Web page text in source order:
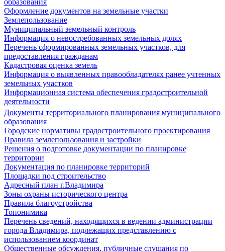
образования
Оформление документов на земельные участки
Землепользование
Муниципальный земельный контроль
Информация о невостребованных земельных долях
Перечень сформированных земельных участков, для
предоставления гражданам
Кадастровая оценка земель
Информация о выявленных правообладателях ранее учтенных
земельных участков
Информационная система обеспечения градостроительной
деятельности
Документы территориального планирования муниципального
образования
Городские нормативы градостроительного проектирования
Правила землепользования и застройки
Решения о подготовке документации по планировке
территории
Документация по планировке территорий
Площадки под строительство
Адресный план г.Владимира
Зоны охраны исторического центра
Правила благоустройства
Топонимика
Перечень сведений, находящихся в ведении администрации
города Владимира, подлежащих представлению с
использованием координат
Общественные обсуждения, публичные слушания по